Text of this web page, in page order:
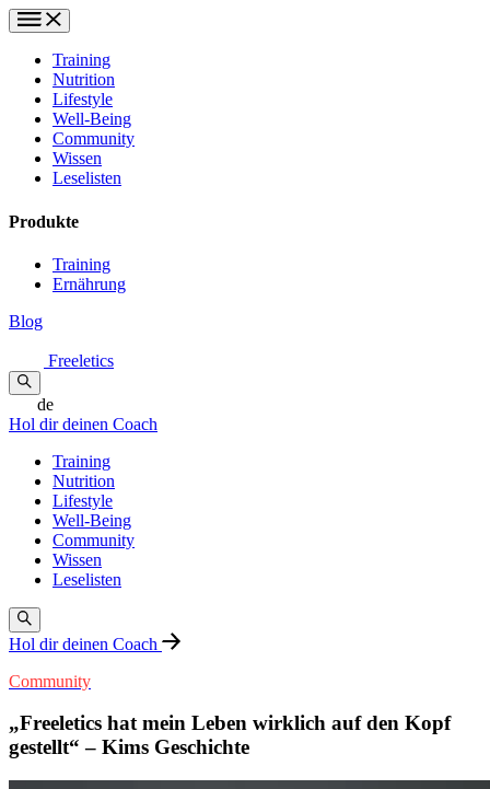
Training
Nutrition
Lifestyle
Well-Being
Community
Wissen
Leselisten
Produkte
Training
Ernährung
Blog
Freeletics
de
Hol dir deinen Coach
Training
Nutrition
Lifestyle
Well-Being
Community
Wissen
Leselisten
Hol dir deinen Coach
Community
„Freeletics hat mein Leben wirklich auf den Kopf
gestellt“ – Kims Geschichte